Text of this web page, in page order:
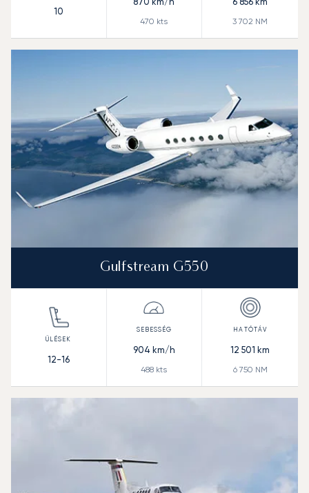
10
470 kts 3 702 NM
Gulfstream G550
12-16
904 km/h
488 kts
12 501 km
6 750 NM